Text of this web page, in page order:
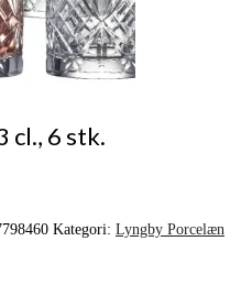
cl., 6 stk.
Kategori: Lyngby Porcelæn